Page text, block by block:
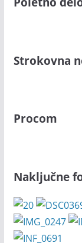
Strokovna
Procom
Naključne